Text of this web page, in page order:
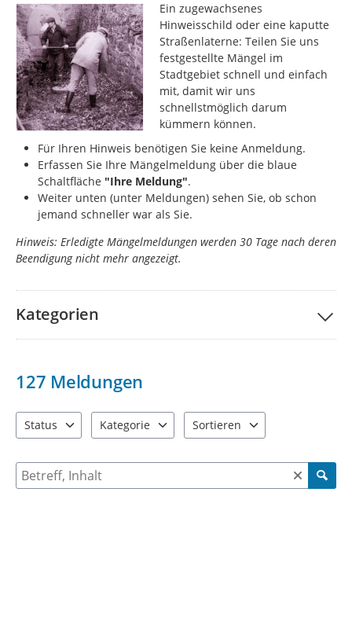
Ein zugewachsenes
Hinweisschild oder eine kaputte
Straßenlaterne: Teilen Sie uns
festgestellte Mängel im
Stadtgebiet schnell und einfach
mit, damit wir uns
schnellstmöglich darum
kümmern können.
Für Ihren Hinweis benötigen Sie keine Anmeldung.
Erfassen Sie Ihre Mängelmeldung über die blaue
Schaltfläche "Ihre Meldung".
Weiter unten (unter Meldungen) sehen Sie, ob schon
jemand schneller war als Sie.
Hinweis: Erledigte Mängelmeldungen werden 30 Tage nach deren
Beendigung nicht mehr angezeigt.
Kategorien
127 Meldungen
Status
Kategorie
Sortieren
Suche nach Meldungen und Kommentaren